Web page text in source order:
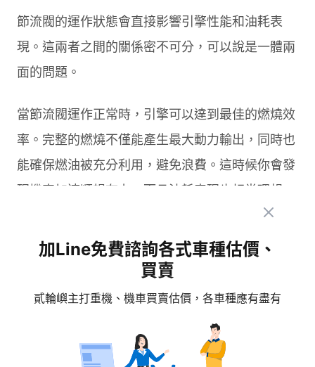
加Line免費諮詢各式車種估價、
買賣
貳輪嶼主打重機、機車買賣估價，各車種應有盡有
節流閥的運作狀態會直接影響引擎性能和油耗表
現。這兩者之間的關係密不可分，可以說是一體兩
面的問題。
當節流閥運作正常時，引擎可以達到最佳的燃燒效
率。完整的燃燒不僅能產生最大動力輸出，同時也
能確保燃油被充分利用，避免浪費。這時候你會發
現機車加速順暢有力，而且油耗表現也相當理想。
被打破。空燃比失調會導致燃燒不完全，動力輸出
自然會下降。你可能會感覺油門反應變遲鈍，加速
時明顯感到力不從心。
更糟的是，燃燒不完全還會造成油耗大幅增加。沒